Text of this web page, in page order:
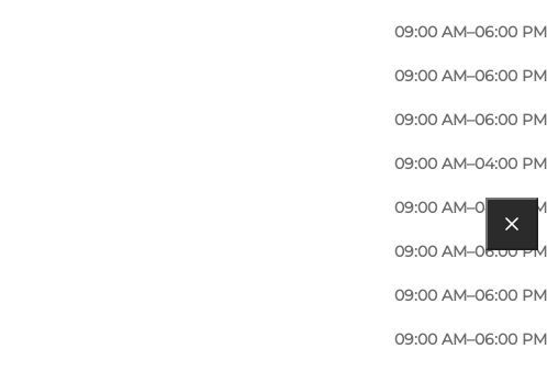
09:00 AM–06:00 PM
09:00 AM–06:00 PM
09:00 AM–06:00 PM
09:00 AM–04:00 PM
09:00 AM–04:00 PM
09:00 AM–06:00 PM
09:00 AM–06:00 PM
09:00 AM–06:00 PM